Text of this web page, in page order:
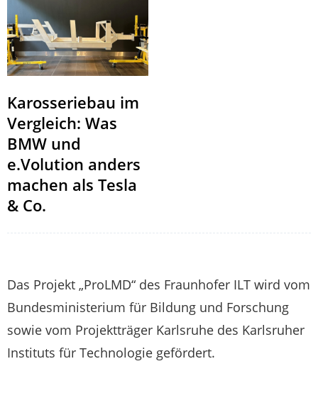
Karosseriebau im
Vergleich: Was
BMW und
e.Volution anders
machen als Tesla
& Co.
Das Projekt „ProLMD“ des Fraunhofer ILT wird vom
Bundesministerium für Bildung und Forschung
sowie vom Projektträger Karlsruhe des Karlsruher
Instituts für Technologie gefördert.